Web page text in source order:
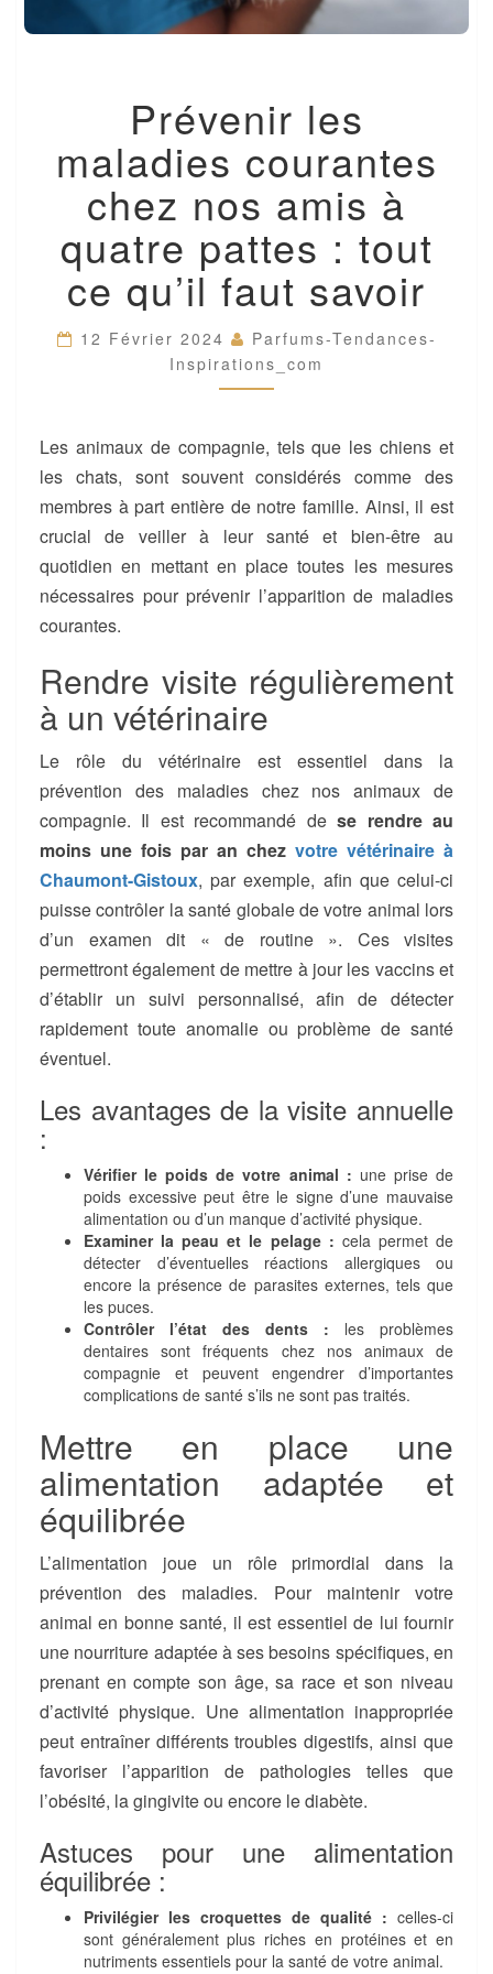
LES
MALADIES
COURANTES
CHEZ
NOS
AMIS
À
QUATRE
PATTES
:
CE
QU’IL
FAUT
Prévenir les
maladies courantes
chez nos amis à
quatre pattes : tout
ce qu’il faut savoir
12 Février 2024
Parfums-Tendances-
Inspirations_com
Les animaux de compagnie, tels que les chiens et
les chats, sont souvent considérés comme des
membres à part entière de notre famille. Ainsi, il est
crucial de veiller à leur santé et bien-être au
quotidien en mettant en place toutes les mesures
nécessaires pour prévenir l’apparition de maladies
courantes.
Rendre visite régulièrement
à un vétérinaire
Le rôle du vétérinaire est essentiel dans la
prévention des maladies chez nos animaux de
compagnie. Il est recommandé dese rendre au
moins une fois par an chez votre vétérinaire à
Chaumont-Gistoux, par exemple, afin que celui-ci
puisse contrôler la santé globale de votre animal lors
d’un examen dit « de routine ». Ces visites
permettront également de mettre à jour les vaccins et
d’établir un suivi personnalisé, afin de détecter
rapidement toute anomalie ou problème de santé
éventuel.
Les avantages de la visite annuelle
:
Vérifier le poids de votre animal : une prise de
poids excessive peut être le signe d’une mauvaise
alimentation ou d’un manque d’activité physique.
Examiner la peau et le pelage : cela permet de
détecter d’éventuelles réactions allergiques ou
encore la présence de parasites externes, tels que
les puces.
Contrôler l’état des dents : les problèmes
dentaires sont fréquents chez nos animaux de
compagnie et peuvent engendrer d’importantes
complications de santé s’ils ne sont pas traités.
Mettre en place une
alimentation adaptée et
équilibrée
L’alimentation joue un rôle primordial dans la
prévention des maladies. Pour maintenir votre
animal en bonne santé, il est essentiel de lui fournir
une nourriture adaptée à ses besoins spécifiques, en
prenant en compte son âge, sa race et son niveau
d’activité physique. Une alimentation inappropriée
peut entraîner différents troubles digestifs, ainsi que
favoriser l’apparition de pathologies telles que
l’obésité, la gingivite ou encore le diabète.
Astuces pour une alimentation
équilibrée :
Privilégier les croquettes de qualité : celles-ci
sont généralement plus riches en protéines et en
nutriments essentiels pour la santé de votre animal.